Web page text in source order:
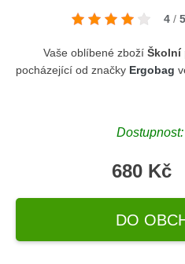
4 / 5
Vaše oblíbené zboží Školní
pocházející od značky Ergobag
680 Kč
DO